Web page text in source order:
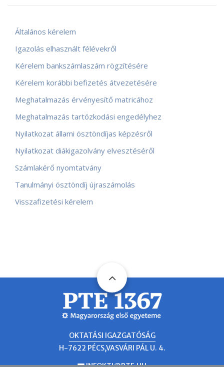
Általános kérelem
Igazolás elhasznált félévekről
Kérelem bankszámlaszám rögzítésére
Kérelem korábbi befizetés átvezetésére
Meghatalmazás érvényesítő matricához
Meghatalmazás tartózkodási engedélyhez
Nyilatkozat állami ösztöndíjas képzésről
Nyilatkozat diákigazolvány elvesztéséről
Számlakérő nyomtatvány
Tanulmányi ösztöndíj újraszámolás
Visszafizetési kérelem
OKTATÁSI IGAZGATÓSÁG
H-7622 PÉCS,VASVÁRI PÁL U. 4.
EMAIL